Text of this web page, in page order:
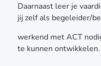
Daarnaast leer je
jij zelf als begeleider/
werkend met ACT
te kunnen ontwikkelen.